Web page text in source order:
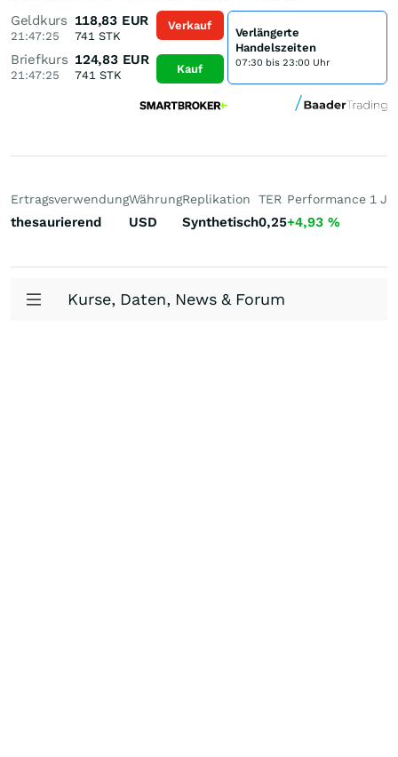
Geldkurs
21:47:25
118,83 EUR
741 STK
Briefkurs
21:47:25
124,83 EUR
741 STK
Verkauf
Kauf
Verlängerte
Handelszeiten
07:30 bis 23:00 Uhr
Ertragsverwendung
thesaurierend
Währung
USD
Replikation
Synthetisch
TER
0,25
Performance 1 J
+4,93 %
Kurse, Daten, News & Forum